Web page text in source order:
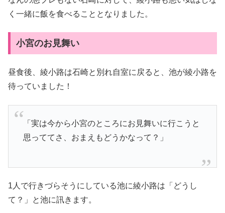
く一緒に飯を食べることとなりました。
小宮のお見舞い
昼食後、綾小路は石崎と別れ自室に戻ると、池が綾小路を
待っていました！
「実は今から小宮のところにお見舞いに行こうと
思っててさ、おまえもどうかなって？」
1人で行きづらそうにしている池に綾小路は「どうし
て？」と池に訊きます。